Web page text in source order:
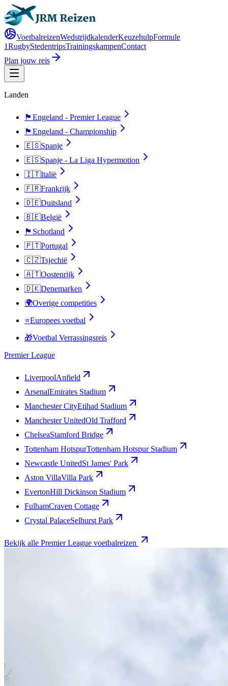
VoetbalreizenWedstrijdkalenderKeuzehulpFormule
1RugbyStedentripsTrainingskampenContact
Plan jouw reis
Landen
🏴󠁧󠁢󠁥󠁮󠁧󠁿 Engeland - Premier League
🏴󠁧󠁢󠁥󠁮󠁧󠁿 Engeland - Championship
🇪🇸Spanje
🇪🇸Spanje - La Liga Hypermotion
🇮🇹Italië
🇫🇷Frankrijk
🇩🇪Duitsland
🇧🇪België
🏴󠁧󠁢󠁳󠁣󠁴󠁿 Schotland
🇵🇹Portugal
🇨🇿Tsjechië
🇦🇹Oostenrijk
🇩🇰Denemarken
🌍Overige competities
⭐Europees voetbal
🎁Voetbal Verrassingsreis
Premier League
LiverpoolAnfield
ArsenalEmirates Stadium
Manchester CityEtihad Stadium
Manchester UnitedOld Trafford
ChelseaStamford Bridge
Tottenham HotspurTottenham Hotspur Stadium
Newcastle UnitedSt James' Park
Aston VillaVilla Park
EvertonHill Dickinson Stadium
FulhamCraven Cottage
Crystal PalaceSelhurst Park
Bekijk alle Premier League voetbalreizen